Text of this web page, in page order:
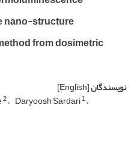
nano-structure
from dosimetric
نویسندگان[English]
2 Daryoosh Sardari1